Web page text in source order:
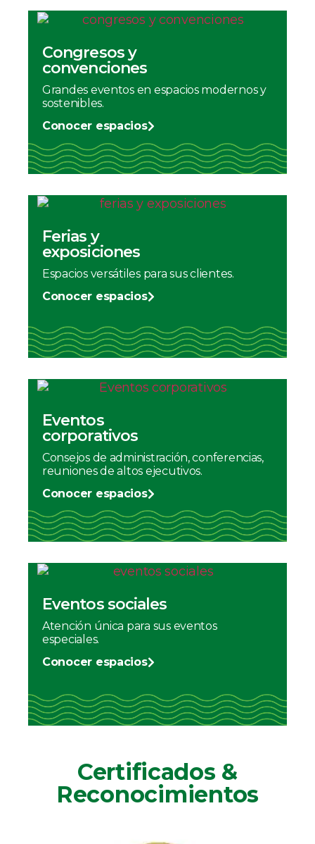
Congresos y
convenciones
Grandes eventos en espacios modernos y
sostenibles.
Conocer espacios
Ferias y
exposiciones
Espacios versátiles para sus clientes.
Conocer espacios
Eventos
corporativos
Consejos de administración, conferencias,
reuniones de altos ejecutivos.
Conocer espacios
Eventos sociales
Atención única para sus eventos
especiales.
Conocer espacios
Certificados &
Reconocimientos